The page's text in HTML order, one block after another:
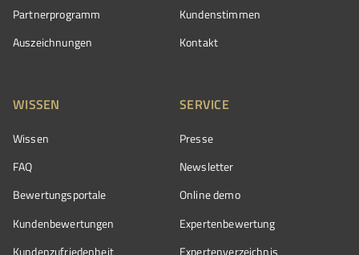
Partnerprogramm
Auszeichnungen
Kundenstimmen
Kontakt
WISSEN
Wissen
FAQ
Bewertungsportale
Kundenbewertungen
Kundenzufriedenheit
SERVICE
Presse
Newsletter
Online demo
Expertenbewertung
Expertenverzeichnis